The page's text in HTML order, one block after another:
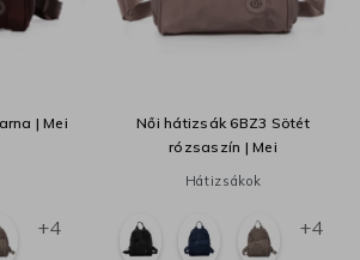
| Mei
+4
Női hátizsák 6BZ3 Sötét
rózsaszín | Mei
Hátizsákok
+4